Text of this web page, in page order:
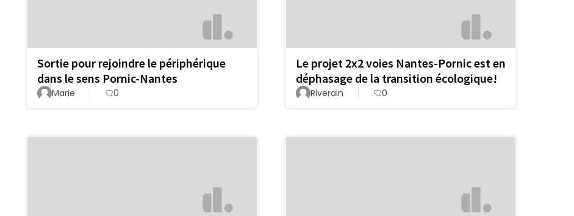
Sortie pour rejoindre le périphérique
dans le sens Pornic-Nantes
Marie 0
Le projet 2x2 voies Nantes-Pornic est en
déphasage de la transition écologique!
Riverain 0